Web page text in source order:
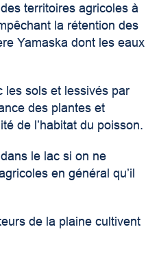
territoires agricoles à
la rétention des
Yamaska dont les eaux
les sols et lessivés par
des plantes et
de l’habitat du poisson.
le lac si on ne
en général qu’il
de la plaine cultivent